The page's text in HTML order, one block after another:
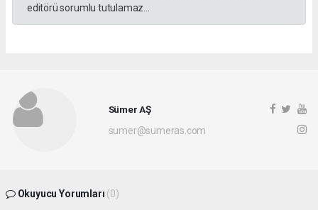
editörü sorumlu tutulamaz...
Sümer AŞ
sumer@sumeras.com
Okuyucu Yorumları (0)